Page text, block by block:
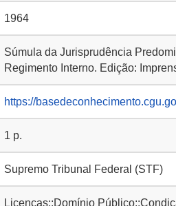
1964
Súmula da Jurisprudência
Regimento Interno. Edição:
https://
1 p.
Supremo Tribunal Federal (STF)
Licenças::Domínio